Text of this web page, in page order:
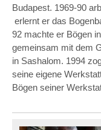
Budapest. 1969-90
erlernt er das
92 machte er Bögen
gemeinsam mit dem
in Sashalom. 1994
seine eigene
Bögen seiner